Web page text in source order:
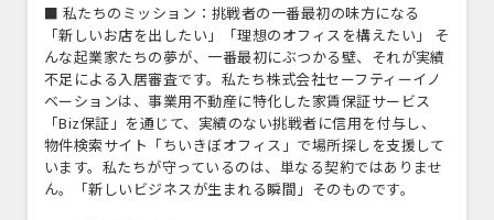
■ 私たちのミッション：挑戦者の一番最初の味方になる
「新しいお店を出したい」「理想のオフィスを構えたい」 そ
んな起業家たちの夢が、一番最初にぶつかる壁、それが実績
不足による入居審査です。私たち株式会社セーフティーイノ
ベーションは、事業用不動産に特化した家賃保証サービス
「Biz保証」を通じて、実績のない挑戦者に信用を付与し、
物件検索サイト「ちいきぼオフィス」で場所探しを支援して
います。私たちが守っているのは、単なる契約ではありませ
ん。「新しいビジネスが生まれる瞬間」そのものです。